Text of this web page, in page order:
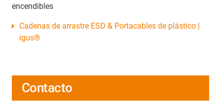
encendibles
Cadenas de arrastre ESD & Portacables de plástico |
igus®
Contacto